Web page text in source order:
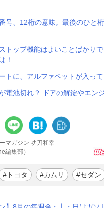
号、12桁の意味。最後のひと
トップ機能はよいことばかり
！
トに、アルファベットが入っ
電池切れ？ ドアの解錠やエン
マガジン 功刀和幸
編集部）
#トヨタ #カムリ #セダン
】8月の毎週金・土・日はガソ